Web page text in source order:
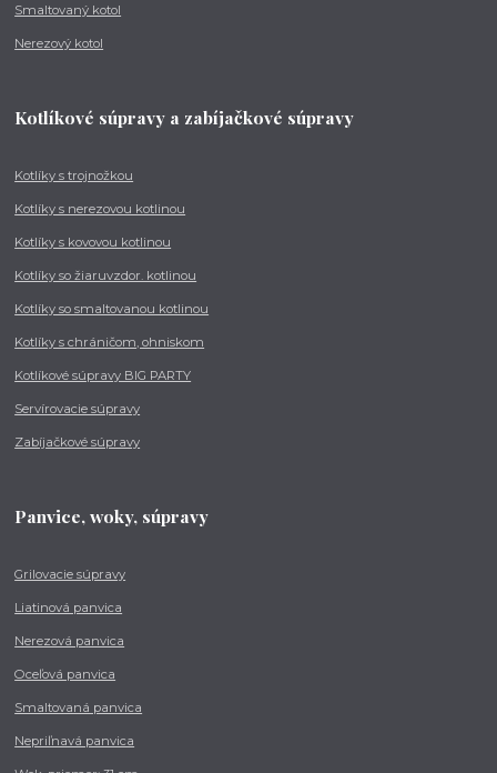
Smaltovaný kotol
Nerezový kotol
Kotlíkové súpravy a zabíjačkové súpravy
Kotlíky s trojnožkou
Kotlíky s nerezovou kotlinou
Kotlíky s kovovou kotlinou
Kotlíky so žiaruvzdor. kotlinou
Kotlíky so smaltovanou kotlinou
Kotlíky s chráničom, ohniskom
Kotlíkové súpravy BIG PARTY
Servírovacie súpravy
Zabíjačkové súpravy
Panvice, woky, súpravy
Grilovacie súpravy
Liatinová panvica
Nerezová panvica
Oceľová panvica
Smaltovaná panvica
Nepriľnavá panvica